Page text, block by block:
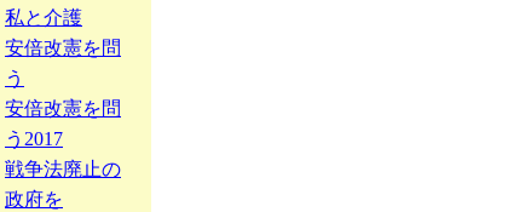
私と介護
安倍改憲を問
う
安倍改憲を問
う2017
戦争法廃止の
政府を